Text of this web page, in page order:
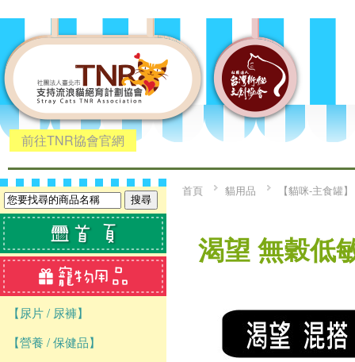
前往TNR協會官網
【尿片 / 尿褲】
【營養 / 保健品】
首頁 貓用品 【貓咪-主食罐】
渴望 無穀低